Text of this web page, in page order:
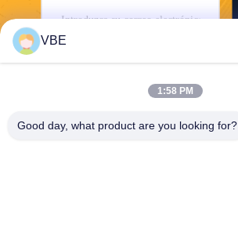
VBE
1:58 PM
Good day, what product are you looking for?